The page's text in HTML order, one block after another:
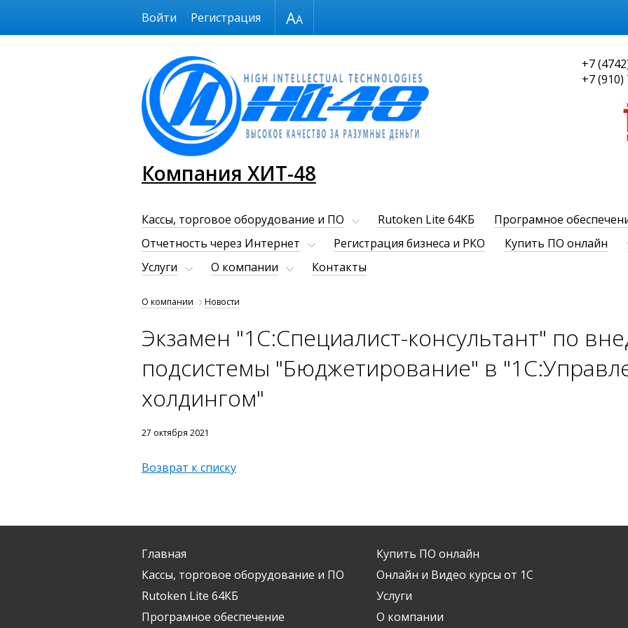
Размер шрифта
Компания ХИТ-48
+7
+7 (910)
Войти Регистрация
Кассы, торговое оборудование и ПО Rutoken Lite 64КБ Програмное
Отчетность через Интернет
Регистрация бизнеса и РКО Купить ПО онлайн
Услуги
О компании Контакты
О компании Новости
Экзамен "1С:Специалист-консультант" по
подсистемы "Бюджетирование" в
холдингом"
27 октября 2021
Возврат к списку
Главная
Кассы, торговое оборудование и ПО
Rutoken Lite 64КБ
Програмное обеспечение
Купить ПО онлайн
Онлайн и Видео курсы от 1С
Услуги
О компании